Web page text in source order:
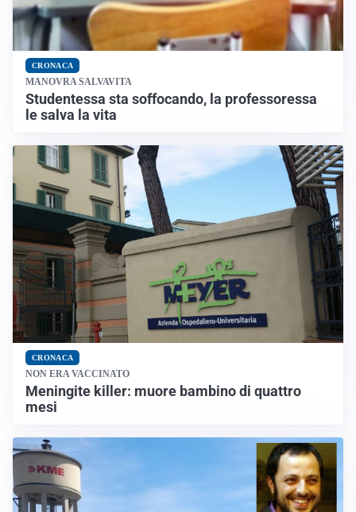
CRONACA
MANOVRA SALVAVITA
Studentessa sta soffocando, la professoressa
le salva la vita
CRONACA
NON ERA VACCINATO
Meningite killer: muore bambino di quattro
mesi